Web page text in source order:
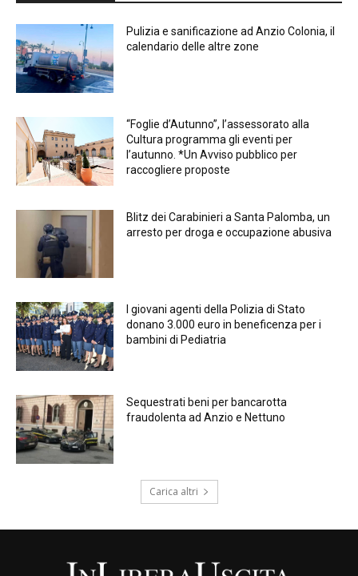
Pulizia e sanificazione ad Anzio Colonia, il
calendario delle altre zone
“Foglie d’Autunno”, l’assessorato alla
Cultura programma gli eventi per
l’autunno. *Un Avviso pubblico per
raccogliere proposte
Blitz dei Carabinieri a Santa Palomba, un
arresto per droga e occupazione abusiva
I giovani agenti della Polizia di Stato
donano 3.000 euro in beneficenza per i
bambini di Pediatria
Sequestrati beni per bancarotta
fraudolenta ad Anzio e Nettuno
Carica altri